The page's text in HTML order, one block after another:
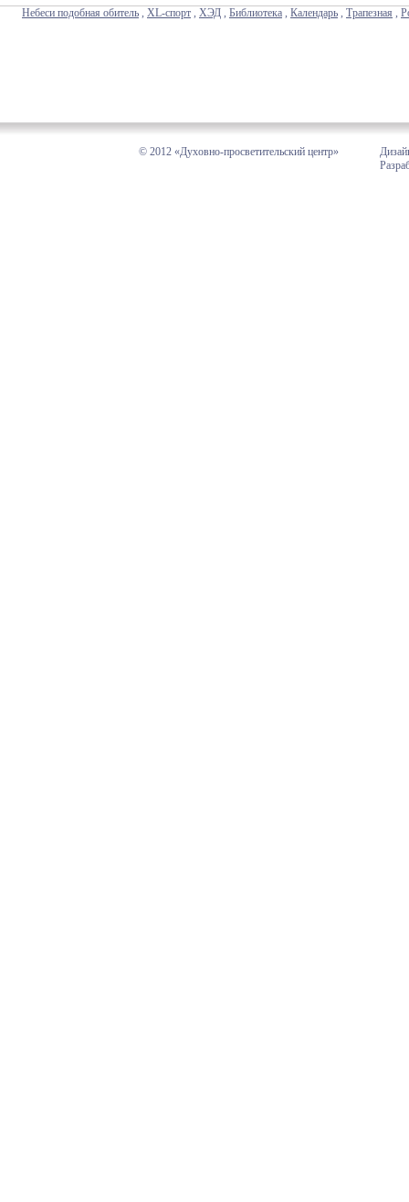
Небеси подобная обитель , XL-спорт , ХЭД , Библиотека , Календарь , Трапезная ,
© 2012 «Духовно-просветительский центр»